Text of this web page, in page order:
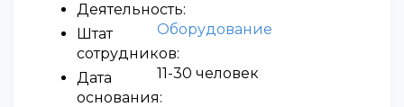
Деятельность:
Оборудование
Штат
сотрудников:
11-30 человек
Дата
основания: